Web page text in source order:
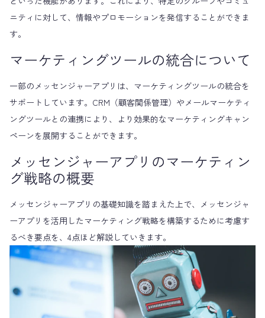
ニティに対して、情報やプロモーションを発信することができま
す。
マーケティングツールの統合について
一部のメッセンジャーアプリは、マーケティングツールの統合を
サポートしています。CRM（顧客関係管理）やメールマーケティ
ングツールとの連携により、より効果的なマーケティングキャン
ペーンを展開することができます。
メッセンジャーアプリのマーケティン
グ戦略の概要
メッセンジャーアプリの基礎知識を踏まえた上で、メッセンジャ
ーアプリを活用したマーケティング戦略を構築するために考慮す
るべき要点を、4点ほど解説していきます。